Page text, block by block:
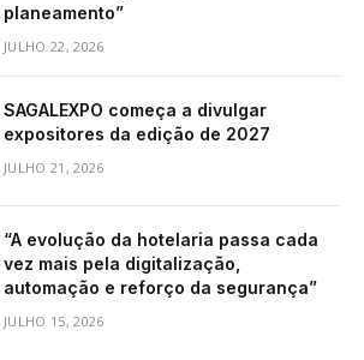
planeamento”
JULHO 22, 2026
SAGALEXPO começa a divulgar
expositores da edição de 2027
JULHO 21, 2026
“A evolução da hotelaria passa cada
vez mais pela digitalização,
automação e reforço da segurança”
JULHO 15, 2026